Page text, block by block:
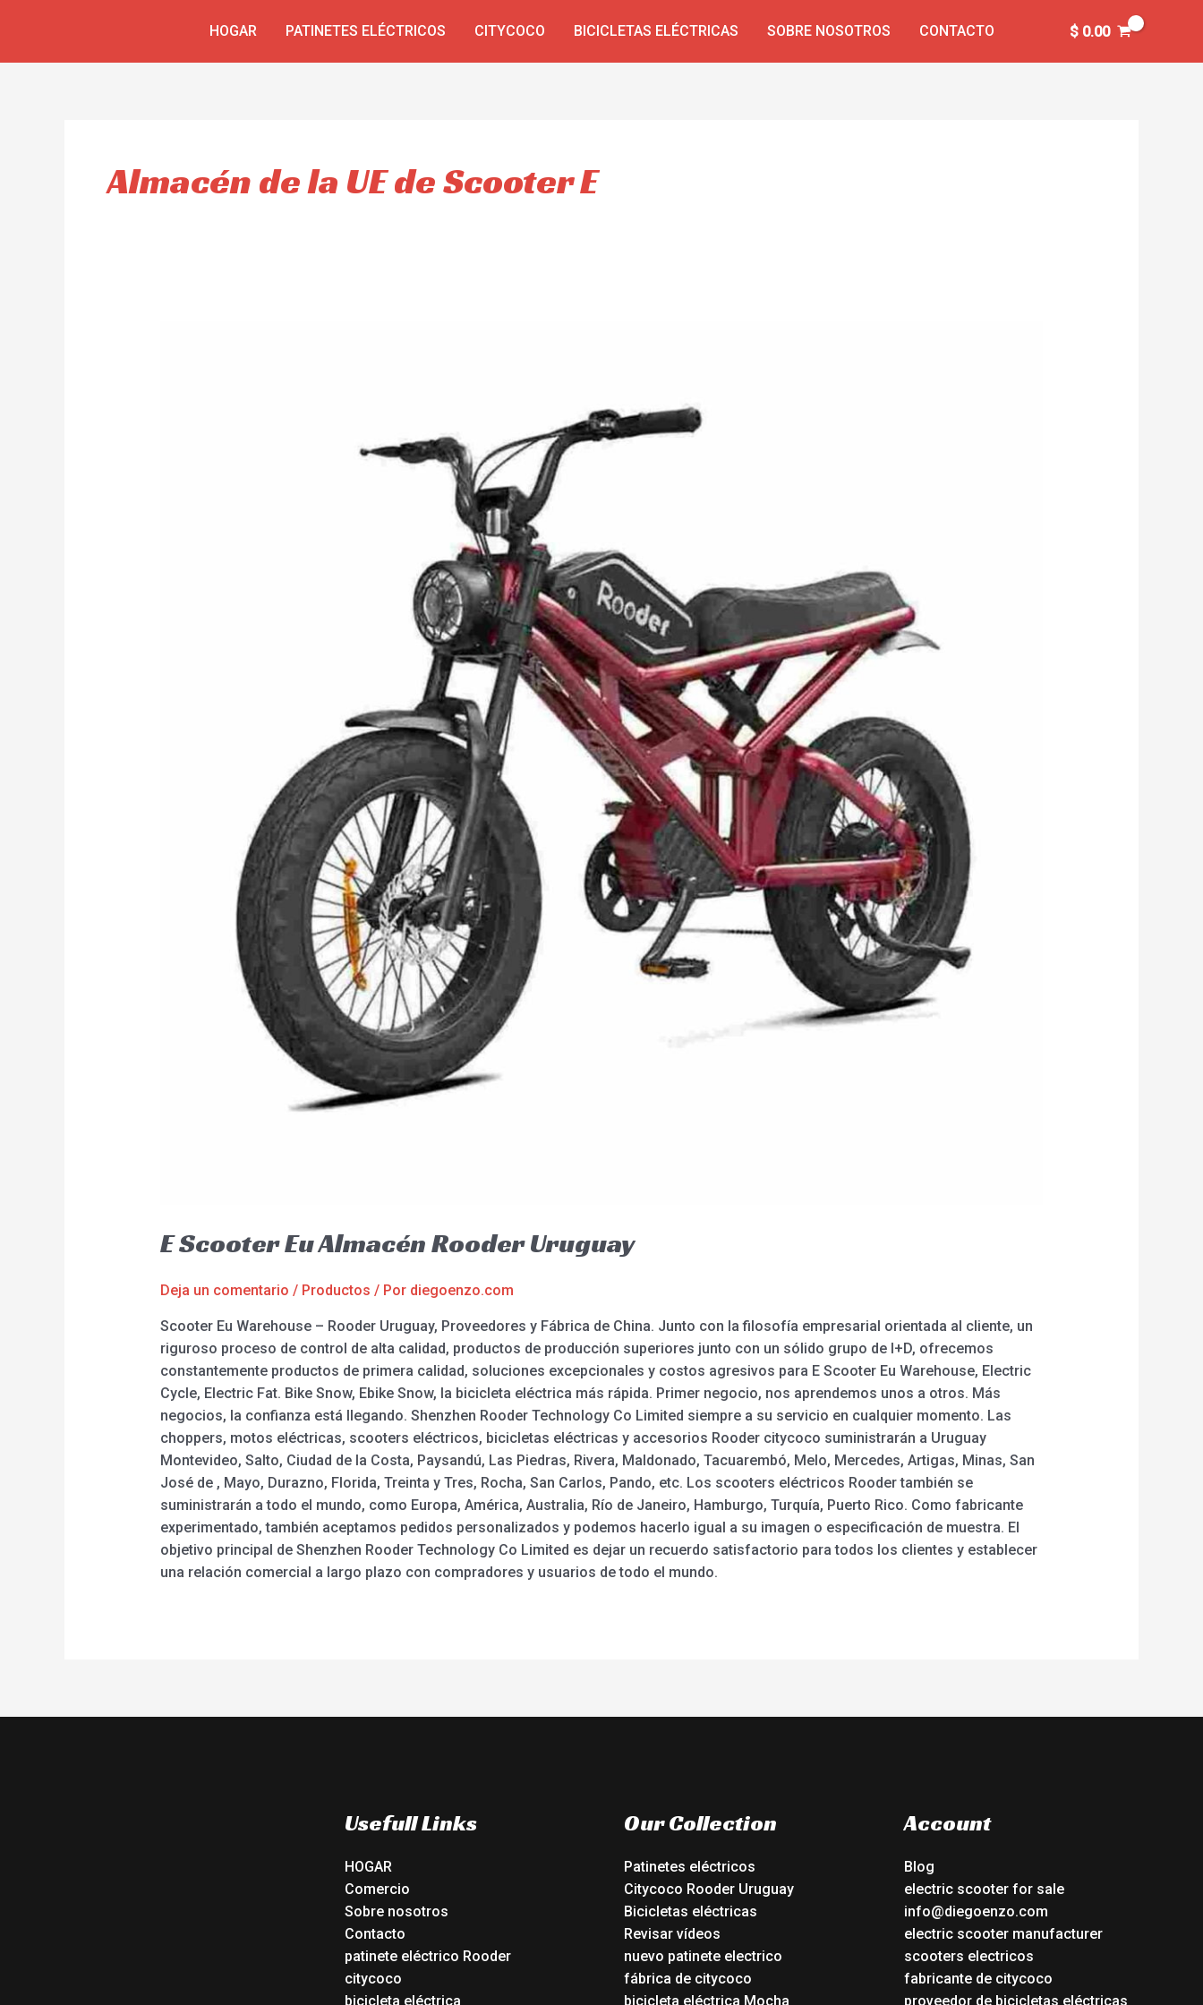
HOGAR PATINETES ELÉCTRICOS CITYCOCO BICICLETAS ELÉCTRICAS SOBRE NOSOTROS CONTACTO $0.00
Almacén de la UE de Scooter E
E Scooter Eu Almacén Rooder Uruguay
Deja un comentario / Productos / Por diegoenzo.com
Scooter Eu Warehouse – Rooder Uruguay, Proveedores y Fábrica de China. Junto con la filosofía empresarial orientada al cliente, un
riguroso proceso de control de alta calidad, productos de producción superiores junto con un sólido grupo de I+D, ofrecemos
constantemente productos de primera calidad, soluciones excepcionales y costos agresivos para E Scooter Eu Warehouse, Electric
Cycle, Electric Fat. Bike Snow, Ebike Snow, la bicicleta eléctrica más rápida. Primer negocio, nos aprendemos unos a otros. Más
negocios, la confianza está llegando. Shenzhen Rooder Technology Co Limited siempre a su servicio en cualquier momento. Las
choppers, motos eléctricas, scooters eléctricos, bicicletas eléctricas y accesorios Rooder citycoco suministrarán a Uruguay
Montevideo, Salto, Ciudad de la Costa, Paysandú, Las Piedras, Rivera, Maldonado, Tacuarembó, Melo, Mercedes, Artigas, Minas, San
José de , Mayo, Durazno, Florida, Treinta y Tres, Rocha, San Carlos, Pando, etc. Los scooters eléctricos Rooder también se
suministrarán a todo el mundo, como Europa, América, Australia, Río de Janeiro, Hamburgo, Turquía, Puerto Rico. Como fabricante
experimentado, también aceptamos pedidos personalizados y podemos hacerlo igual a su imagen o especificación de muestra. El
objetivo principal de Shenzhen Rooder Technology Co Limited es dejar un recuerdo satisfactorio para todos los clientes y establecer
una relación comercial a largo plazo con compradores y usuarios de todo el mundo.
Usefull Links
HOGAR
Comercio
Sobre nosotros
Contacto
patinete eléctrico Rooder
citycoco
bicicleta eléctrica
Our Collection
Patinetes eléctricos
Citycoco Rooder Uruguay
Bicicletas eléctricas
Revisar vídeos
nuevo patinete electrico
fábrica de citycoco
bicicleta eléctrica Mocha
Account
Blog
electric scooter for sale
info@diegoenzo.com
electric scooter manufacturer
scooters electricos
fabricante de citycoco
proveedor de bicicletas eléctricas